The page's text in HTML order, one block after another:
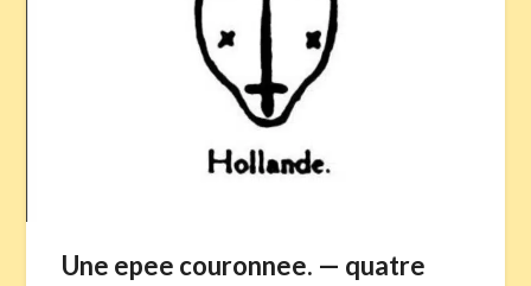
Une epee couronnee. — quatre